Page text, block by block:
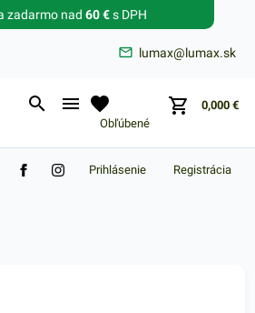
lumax@lumax.sk
zadarmo nad 60 €s DPH
Obľúbené
0,000 €
heslo?
Registrácia
Prihlásenie